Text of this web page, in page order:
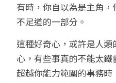
有時，你自以為是主角
不足道的一部分。
這種好奇心，或許是人
心，有些事真的不能太
超越你能力範圍的事務